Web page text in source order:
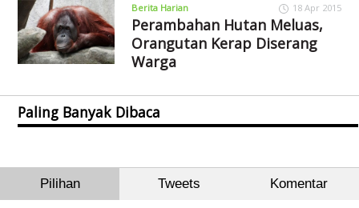
Berita Harian 18 Apr 2015
Perambahan Hutan Meluas,
Orangutan Kerap Diserang
Warga
Paling Banyak Dibaca
Pilihan Tweets Komentar